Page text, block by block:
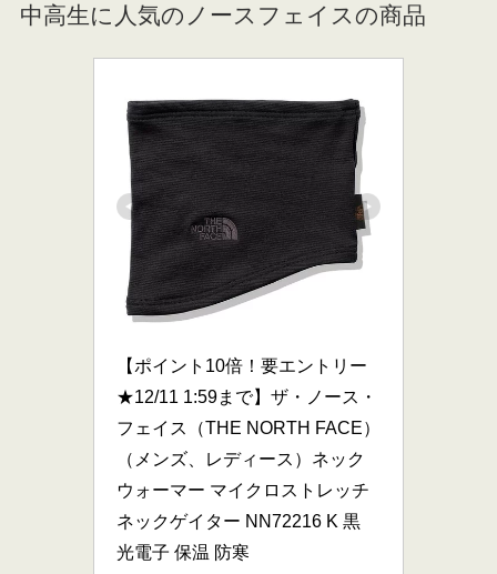
中高生に人気のノースフェイスの商品
【ポイント10倍！要エントリー
★12/11 1:59まで】ザ・ノース・
フェイス（THE NORTH FACE）
（メンズ、レディース）ネック
ウォーマー マイクロストレッチ
ネックゲイター NN72216 K 黒
光電子 保温 防寒